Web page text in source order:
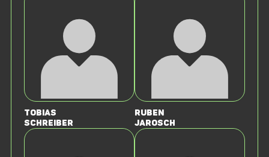
Tobias
Schreiber
Ruben
Jarosch